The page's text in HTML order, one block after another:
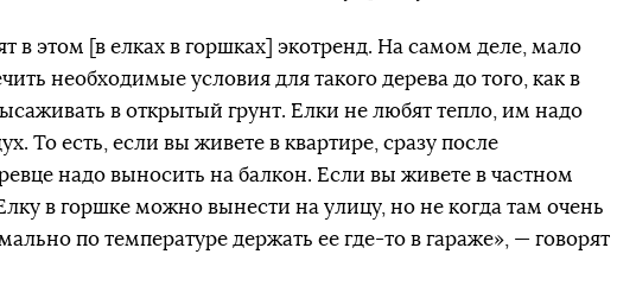
в этом [в елках в горшках] экотренд. На самом деле, мало
необходимые условия для такого дерева до того, как в
в открытый грунт. Елки не любят тепло, им надо
То есть, если вы живете в квартире, сразу после
надо выносить на балкон. Если вы живете в частном
в горшке можно вынести на улицу, но не когда там очень
по температуре держать ее где-то в гараже», — говорят